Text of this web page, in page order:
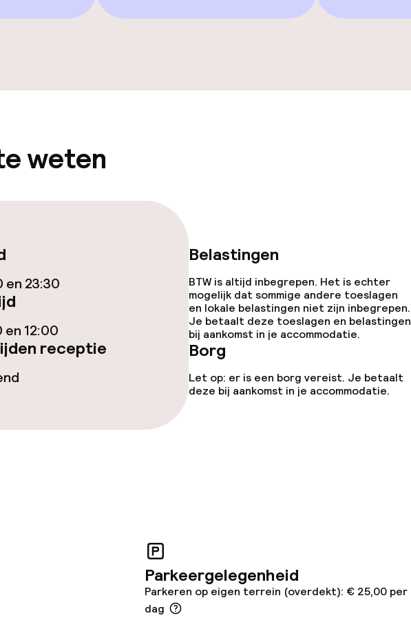
voor kinderen
weten
en 23:30
en 12:00
receptie
Belastingen
BTW is altijd inbegrepen. Het is echter
mogelijk dat sommige andere toeslagen
en lokale belastingen niet zijn inbegrepen.
Je betaalt deze toeslagen en belastingen
bij aankomst in je accommodatie.
Borg
Let op: er is een borg vereist. Je betaalt
deze bij aankomst in je accommodatie.
Parkeergelegenheid
Parkeren op eigen terrein (overdekt): € 25,00 per
dag